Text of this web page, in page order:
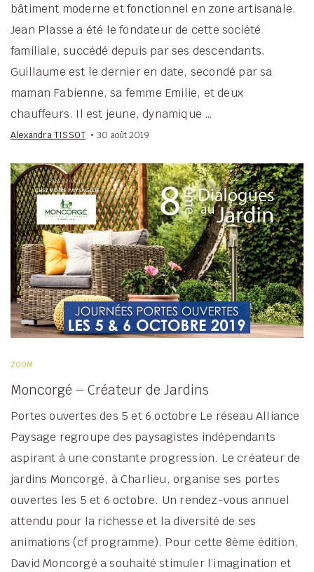
bâtiment moderne et fonctionnel en zone artisanale.
Jean Plasse a été le fondateur de cette société
familiale, succédé depuis par ses descendants.
Guillaume est le dernier en date, secondé par sa
maman Fabienne, sa femme Emilie, et deux
chauffeurs. Il est jeune, dynamique …
Alexandra TISSOT 30 août 2019
ZOOM
Moncorgé – Créateur de Jardins
Portes ouvertes des 5 et 6 octobre Le réseau Alliance
Paysage regroupe des paysagistes indépendants
aspirant à une constante progression. Le créateur de
jardins Moncorgé, à Charlieu, organise ses portes
ouvertes les 5 et 6 octobre. Un rendez-vous annuel
attendu pour la richesse et la diversité de ses
animations (cf programme). Pour cette 8ème édition,
David Moncorgé a souhaité stimuler l’imagination et